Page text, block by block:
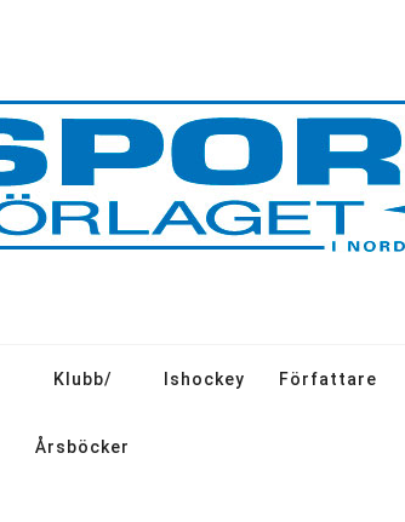
Klubb/
Årsböcker
Ishockey Författare